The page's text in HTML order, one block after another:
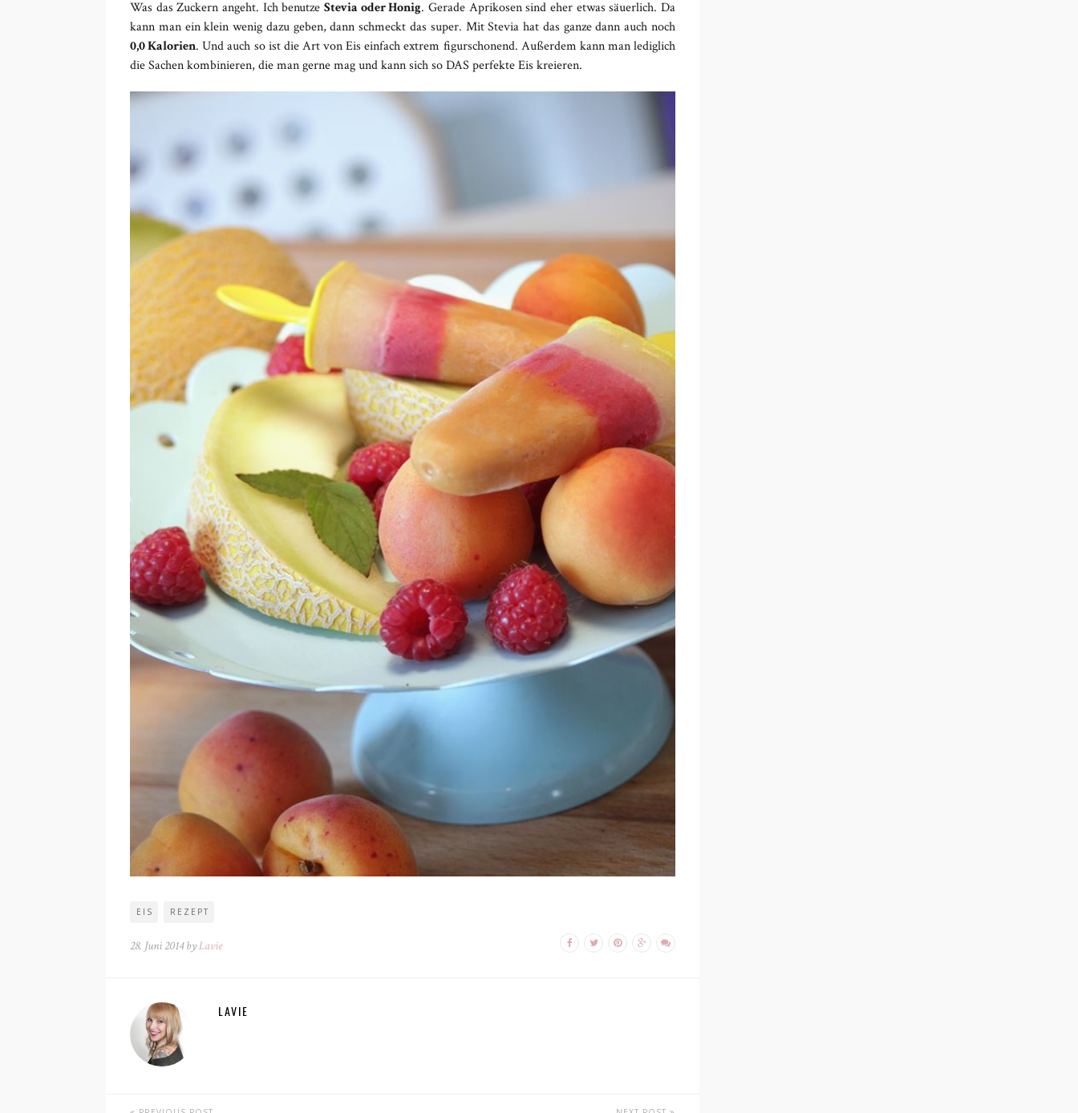
Was das Zuckern angeht. Ich benutze Stevia oder Honig. Gerade Aprikosen sind eher etwas säuerlich. Da
kann man ein klein wenig dazu geben, dann schmeckt das super. Mit Stevia hat das ganze dann auch noch
0,0 Kalorien. Und auch so ist die Art von Eis einfach extrem figurschonend. Außerdem kann man lediglich
die Sachen kombinieren, die man gerne mag und kann sich so DAS perfekte Eis kreieren.
EIS REZEPT
28. Juni 2014 byLavie
LAVIE